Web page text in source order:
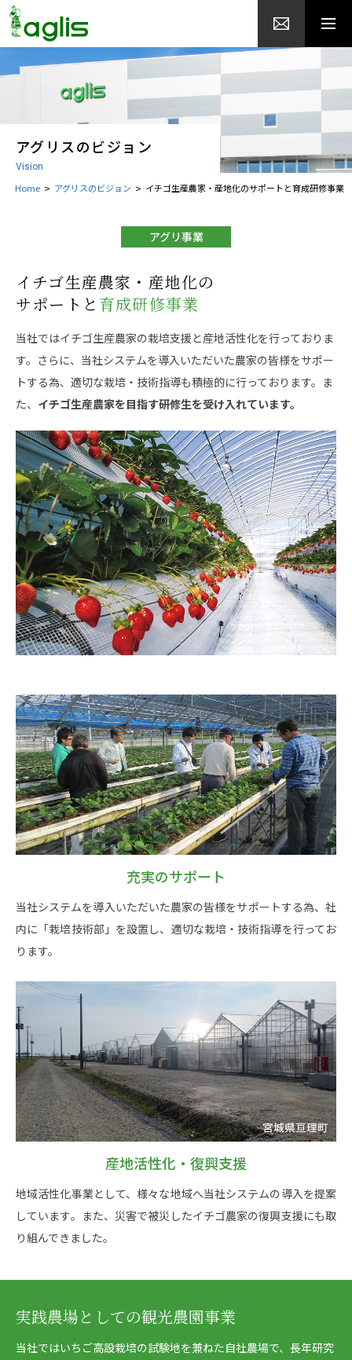
アグリスのビジョン
Vision
Home アグリスのビジョン イチゴ生産農家・産地化のサポートと育成研修事業
アグリ事業
イチゴ生産農家・産地化の
サポートと 育成研修事業
当社ではイチゴ生産農家の栽培支援と産地活性化を行っておりま
す。さらに、当社システムを導入いただいた農家の皆様をサポー
トする為、適切な栽培・技術指導も積極的に行っております。ま
た、 イチゴ生産農家を目指す研修生を受け入れています。
充実のサポート
当社システムを導入いただいた農家の皆様をサポートする為、社
内に「栽培技術部」を設置し、適切な栽培・技術指導を行ってお
ります。
産地活性化・復興支援
地域活性化事業として、様々な地域へ当社システムの導入を提案
しています。また、災害で被災したイチゴ農家の復興支援にも取
り組んできました。
実践農場としての観光農園事業
当社ではいちご高設栽培の試験地を兼ねた自社農場で、長年研究